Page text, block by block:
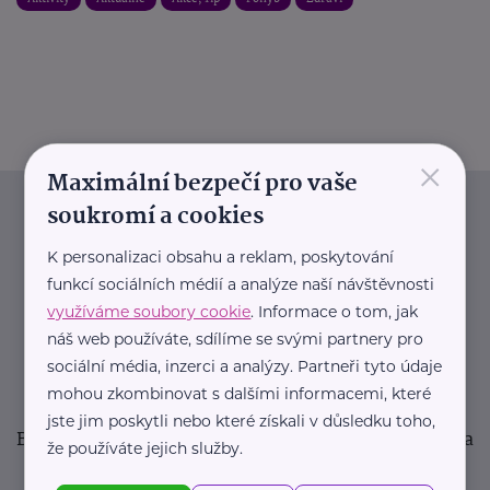
Newsletter
Pravidelný přísun novinek, inspirace na každý den,
podpora pro rodiče i sdílení zkušeností. Takový je
Newsletter webu eMaminy.cz. Přihlaste se k jeho
odběru a čtěte o tématech, které vám pomohou
v náročném období nebo zpříjemní rodinný život.
Buďte první, kdo se dozví o nových článcích, akcích a
×
Maximální bezpečí pro vaše
soukromí a cookies
K personalizaci obsahu a reklam, poskytování
funkcí sociálních médií a analýze naší návštěvnosti
využíváme soubory cookie. Informace o tom, jak
náš web používáte, sdílíme se svými partnery pro
sociální média, inzerci a analýzy. Partneři tyto údaje
mohou zkombinovat s dalšími informacemi, které
jste jim poskytli nebo které získali v důsledku toho,
že používáte jejich služby.